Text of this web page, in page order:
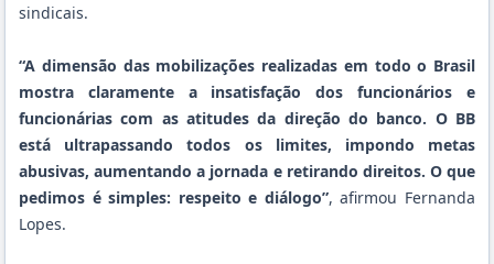
sindicais.
“A dimensão das mobilizações realizadas em todo o Brasil
mostra claramente a insatisfação dos funcionários e
funcionárias com as atitudes da direção do banco. O BB
está ultrapassando todos os limites, impondo metas
abusivas, aumentando a jornada e retirando direitos. O que
pedimos é simples: respeito e diálogo”, afirmou Fernanda
Lopes.